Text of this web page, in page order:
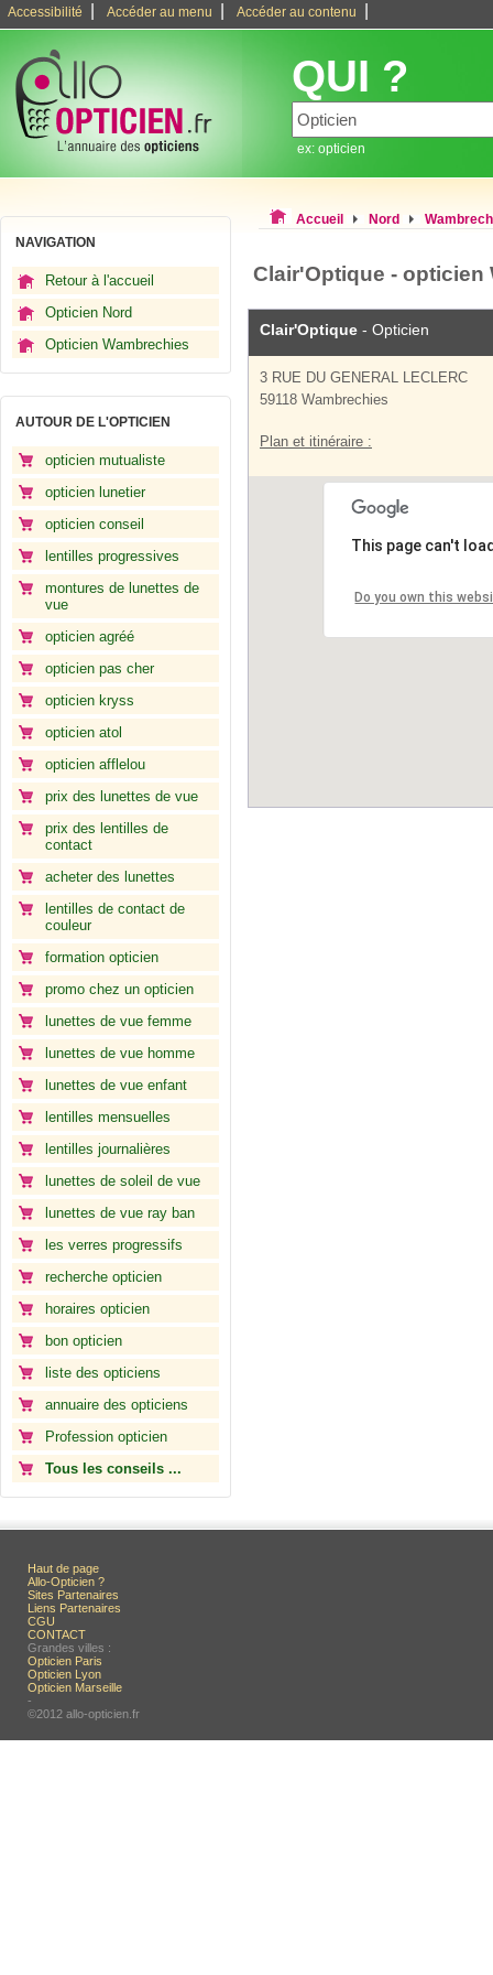
Accessibilité Accéder au menu Accéder au contenu
QUI ?
ex: opticien
NAVIGATION
Retour à l'accueil
Opticien Nord
Opticien Wambrechies
AUTOUR DE L'OPTICIEN
opticien mutualiste
opticien lunetier
opticien conseil
lentilles progressives
montures de lunettes de
vue
opticien agréé
opticien pas cher
opticien kryss
opticien atol
opticien afflelou
prix des lunettes de vue
prix des lentilles de
contact
acheter des lunettes
lentilles de contact de
couleur
formation opticien
promo chez un opticien
lunettes de vue femme
lunettes de vue homme
lunettes de vue enfant
lentilles mensuelles
lentilles journalières
lunettes de soleil de vue
lunettes de vue ray ban
les verres progressifs
recherche opticien
horaires opticien
bon opticien
liste des opticiens
annuaire des opticiens
Profession opticien
Tous les conseils ...
Accueil Nord
Clair'Optique - opticien
Clair'Optique - Opticien
3 RUE DU GENERAL LECLERC
59118 Wambrechies
Plan et itinéraire :
This page can't
Do you own this
Haut de page
Allo-Opticien ?
Sites Partenaires
Liens Partenaires
CGU
CONTACT
Grandes villes :
Opticien Paris
Opticien Lyon
Opticien Marseille
-
©2012 allo-opticien.fr